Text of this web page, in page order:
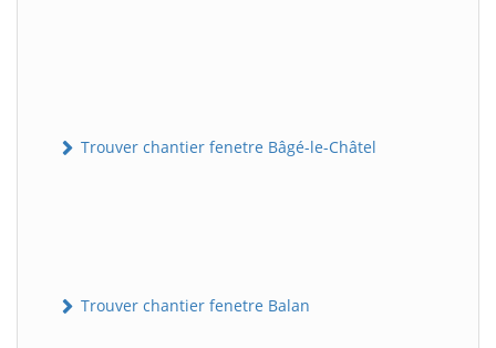
Trouver chantier fenetre Bâgé-le-Châtel
Trouver chantier fenetre Balan